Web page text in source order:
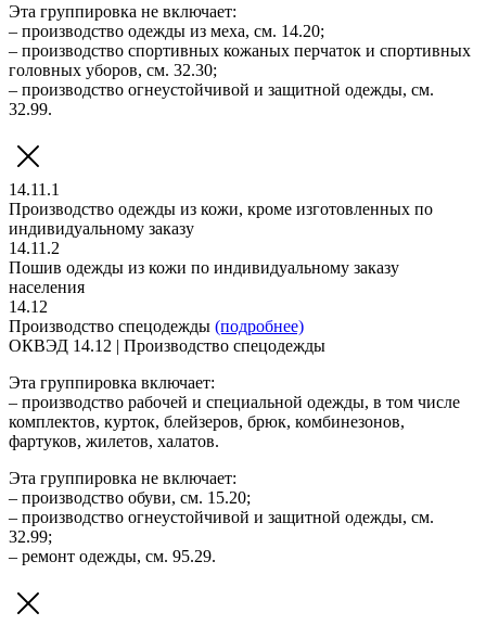
Эта группировка не включает:
– производство одежды из меха, см. 14.20;
– производство спортивных кожаных перчаток и спортивных
головных уборов, см. 32.30;
– производство огнеустойчивой и защитной одежды, см.
32.99.
14.11.1
Производство одежды из кожи, кроме изготовленных по
индивидуальному заказу
14.11.2
Пошив одежды из кожи по индивидуальному заказу
населения
14.12
Производство спецодежды (подробнее)
ОКВЭД 14.12 | Производство спецодежды
Эта группировка включает:
– производство рабочей и специальной одежды, в том числе
комплектов, курток, блейзеров, брюк, комбинезонов,
фартуков, жилетов, халатов.
Эта группировка не включает:
– производство обуви, см. 15.20;
– производство огнеустойчивой и защитной одежды, см.
32.99;
– ремонт одежды, см. 95.29.